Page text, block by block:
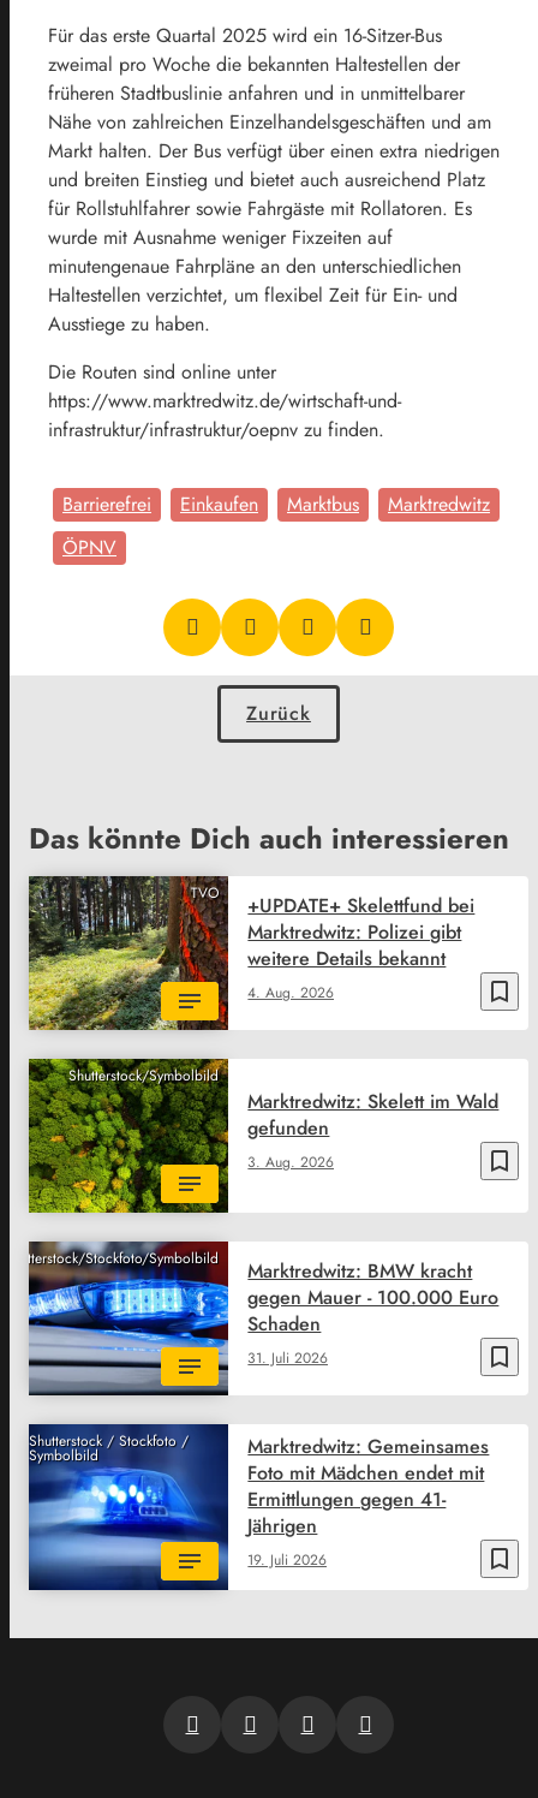
Für das erste Quartal 2025 wird ein 16-Sitzer-Bus
zweimal pro Woche die bekannten Haltestellen der
früheren Stadtbuslinie anfahren und in unmittelbarer
Nähe von zahlreichen Einzelhandelsgeschäften und am
Markt halten. Der Bus verfügt über einen extra niedrigen
und breiten Einstieg und bietet auch ausreichend Platz
für Rollstuhlfahrer sowie Fahrgäste mit Rollatoren. Es
wurde mit Ausnahme weniger Fixzeiten auf
minutengenaue Fahrpläne an den unterschiedlichen
Haltestellen verzichtet, um flexibel Zeit für Ein- und
Ausstiege zu haben.
Die Routen sind online unter
https://www.marktredwitz.de/wirtschaft-und-
infrastruktur/infrastruktur/oepnv zu finden.
Barrierefrei Einkaufen Marktbus
Marktredwitz
ÖPNV
Zurück
Das könnte Dich auch interessieren
TVO
bookmark_border
4. Aug. 2026
+UPDATE+ Skelettfund bei
Marktredwitz: Polizei gibt
weitere Details bekannt
Shutterstock/Symbolbild
bookmark_border
3. Aug. 2026
Marktredwitz: Skelett im Wald
gefunden
Shutterstock/Stockfoto/Symbolbild
bookmark_border
31. Juli 2026
Marktredwitz: BMW kracht
gegen Mauer - 100.000 Euro
Schaden
Shutterstock / Stockfoto /
Symbolbild
bookmark_border
19. Juli 2026
Marktredwitz: Gemeinsames
Foto mit Mädchen endet mit
Ermittlungen gegen 41-
Jährigen